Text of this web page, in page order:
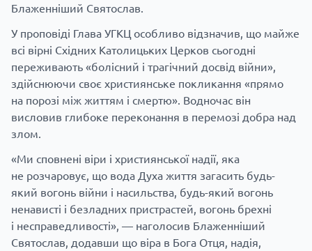
Блаженніший Святослав.
У проповіді Глава УГКЦ особливо відзначив, що майже
всі вірні Східних Католицьких Церков сьогодні
переживають «болісний і трагічний досвід війни»,
здійснюючи своє християнське покликання «прямо
на порозі між життям і смертю». Водночас він
висловив глибоке переконання в перемозі добра над
злом.
«Ми сповнені віри і християнської надії, яка
не розчаровує, що вода Духа життя загасить будь-
який вогонь війни і насильства, будь-який вогонь
ненависті і безладних пристрастей, вогонь брехні
і несправедливості», — наголосив Блаженніший
Святослав, додавши що віра в Бога Отця, надія,